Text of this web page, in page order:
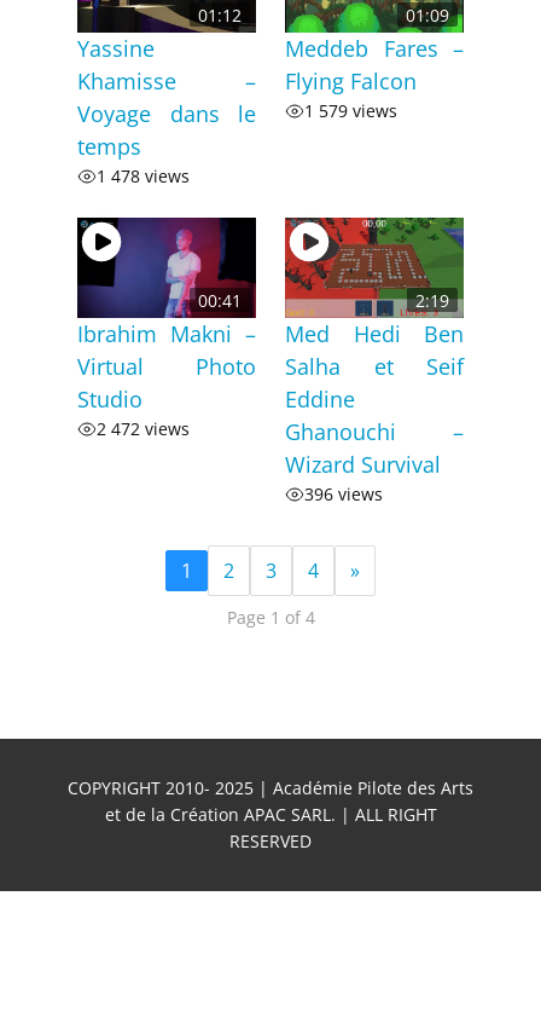
01:12
Yassine
Khamisse –
Voyage dans le
temps
1 478 views
01:09
Meddeb Fares –
Flying Falcon
1 579 views
00:41
Ibrahim Makni –
Virtual Photo
Studio
2 472 views
2:19
Med Hedi Ben
Salha et Seif
Eddine
Ghanouchi –
Wizard Survival
396 views
1 2 3 4 »
Page 1 of 4
COPYRIGHT 2010- 2025 | Académie Pilote des Arts
et de la Création APAC SARL. | ALL RIGHT
RESERVED